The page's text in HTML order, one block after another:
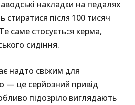
накладки на педалях
стиратися після 100 тисяч
саме стосується керма,
сидіння.
надто свіжим для
— це серйозний привід
підозріло виглядають